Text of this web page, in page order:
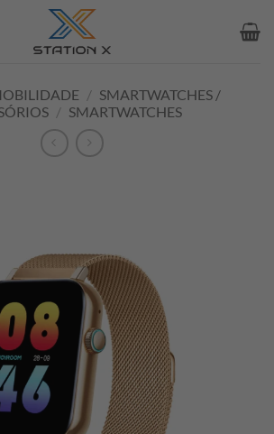
/ SMARTWATCHES /
/ SMARTWATCHES